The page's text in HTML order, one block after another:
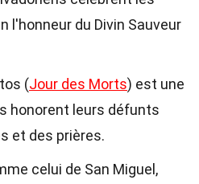
l'honneur du Divin Sauveur
(Jour des Morts) est une
honorent leurs défunts
et des prières.
celui de San Miguel,